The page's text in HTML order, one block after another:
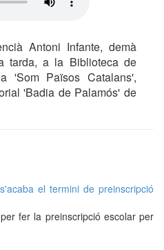
Antoni Infante, demà
tarda, a la Biblioteca de
'Som Països Catalans',
'Badia de Palamós' de
el termini de preinscripció
fer la preinscripció escolar per